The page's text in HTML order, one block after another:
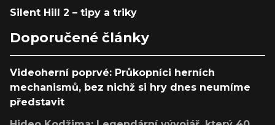
Silent Hill 2 – tipy a triky
Doporučené články
Videoherní poprvé: Průkopníci herních
mechanismů, bez nichž si hry dnes neumíme
představit